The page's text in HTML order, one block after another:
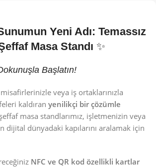
Yeni Adı: Temassız
Masa Standı ✨
Başlatın!
veya iş ortaklarınızla
kaldıran yenilikçi bir çözümle
masa standlarımız, işletmenizin veya
dijital dünyadaki kapılarını aralamak için
NFC ve QR kod özellikli kartlar